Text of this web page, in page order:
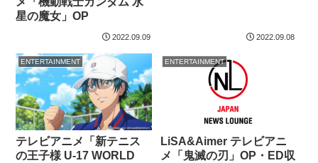
星の魔女」OP
2022.09.09 2022.09.08
ENTERTAINMENT
テレビアニメ「新テニス
の王子様 U-17 WORLD
ENTERTAINMENT
LiSA&Aimer テレビアニ
メ「鬼滅の刃」OP・ED収